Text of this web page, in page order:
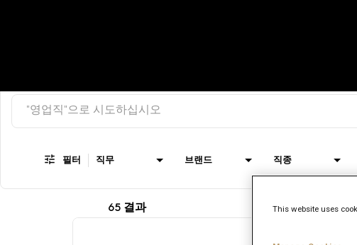
Job Search Page
필터 직무 브랜드 직종
65 결과 This website uses